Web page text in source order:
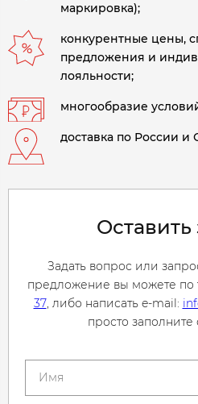
маркировка);
конкурентные цены,
предложения и
лояльности;
многообразие
доставка по России и
Оставить
Задать вопрос или
предложение вы можете по
37, либо написать e-mail:
просто